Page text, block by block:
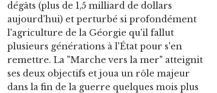
dégâts (plus de 1,5 milliard de dollars
aujourd'hui) et perturbé si profondément
l'agriculture de la Géorgie qu'il fallut
plusieurs générations à l'État pour s'en
remettre. La "Marche vers la mer" atteignit
ses deux objectifs et joua un rôle majeur
dans la fin de la guerre quelques mois plus